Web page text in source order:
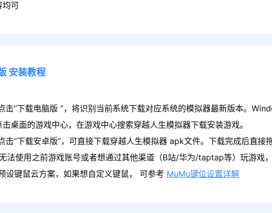
均可
安装教程
“下载电脑版 ”，将识别当前系统下载对应系统的模拟器最新版本。
桌面的游戏中心，在游戏中心搜索穿越人生模拟器下载安装游戏。
“下载安卓版”，可直接下载穿越人生模拟器 apk文件。下载完成后直接
法使用之前游戏账号或者想通过其他渠道（B站/华为/taptap等）玩游戏
设键鼠云方案，如果想自定义键鼠， 可参考 MuMu键位设置详解